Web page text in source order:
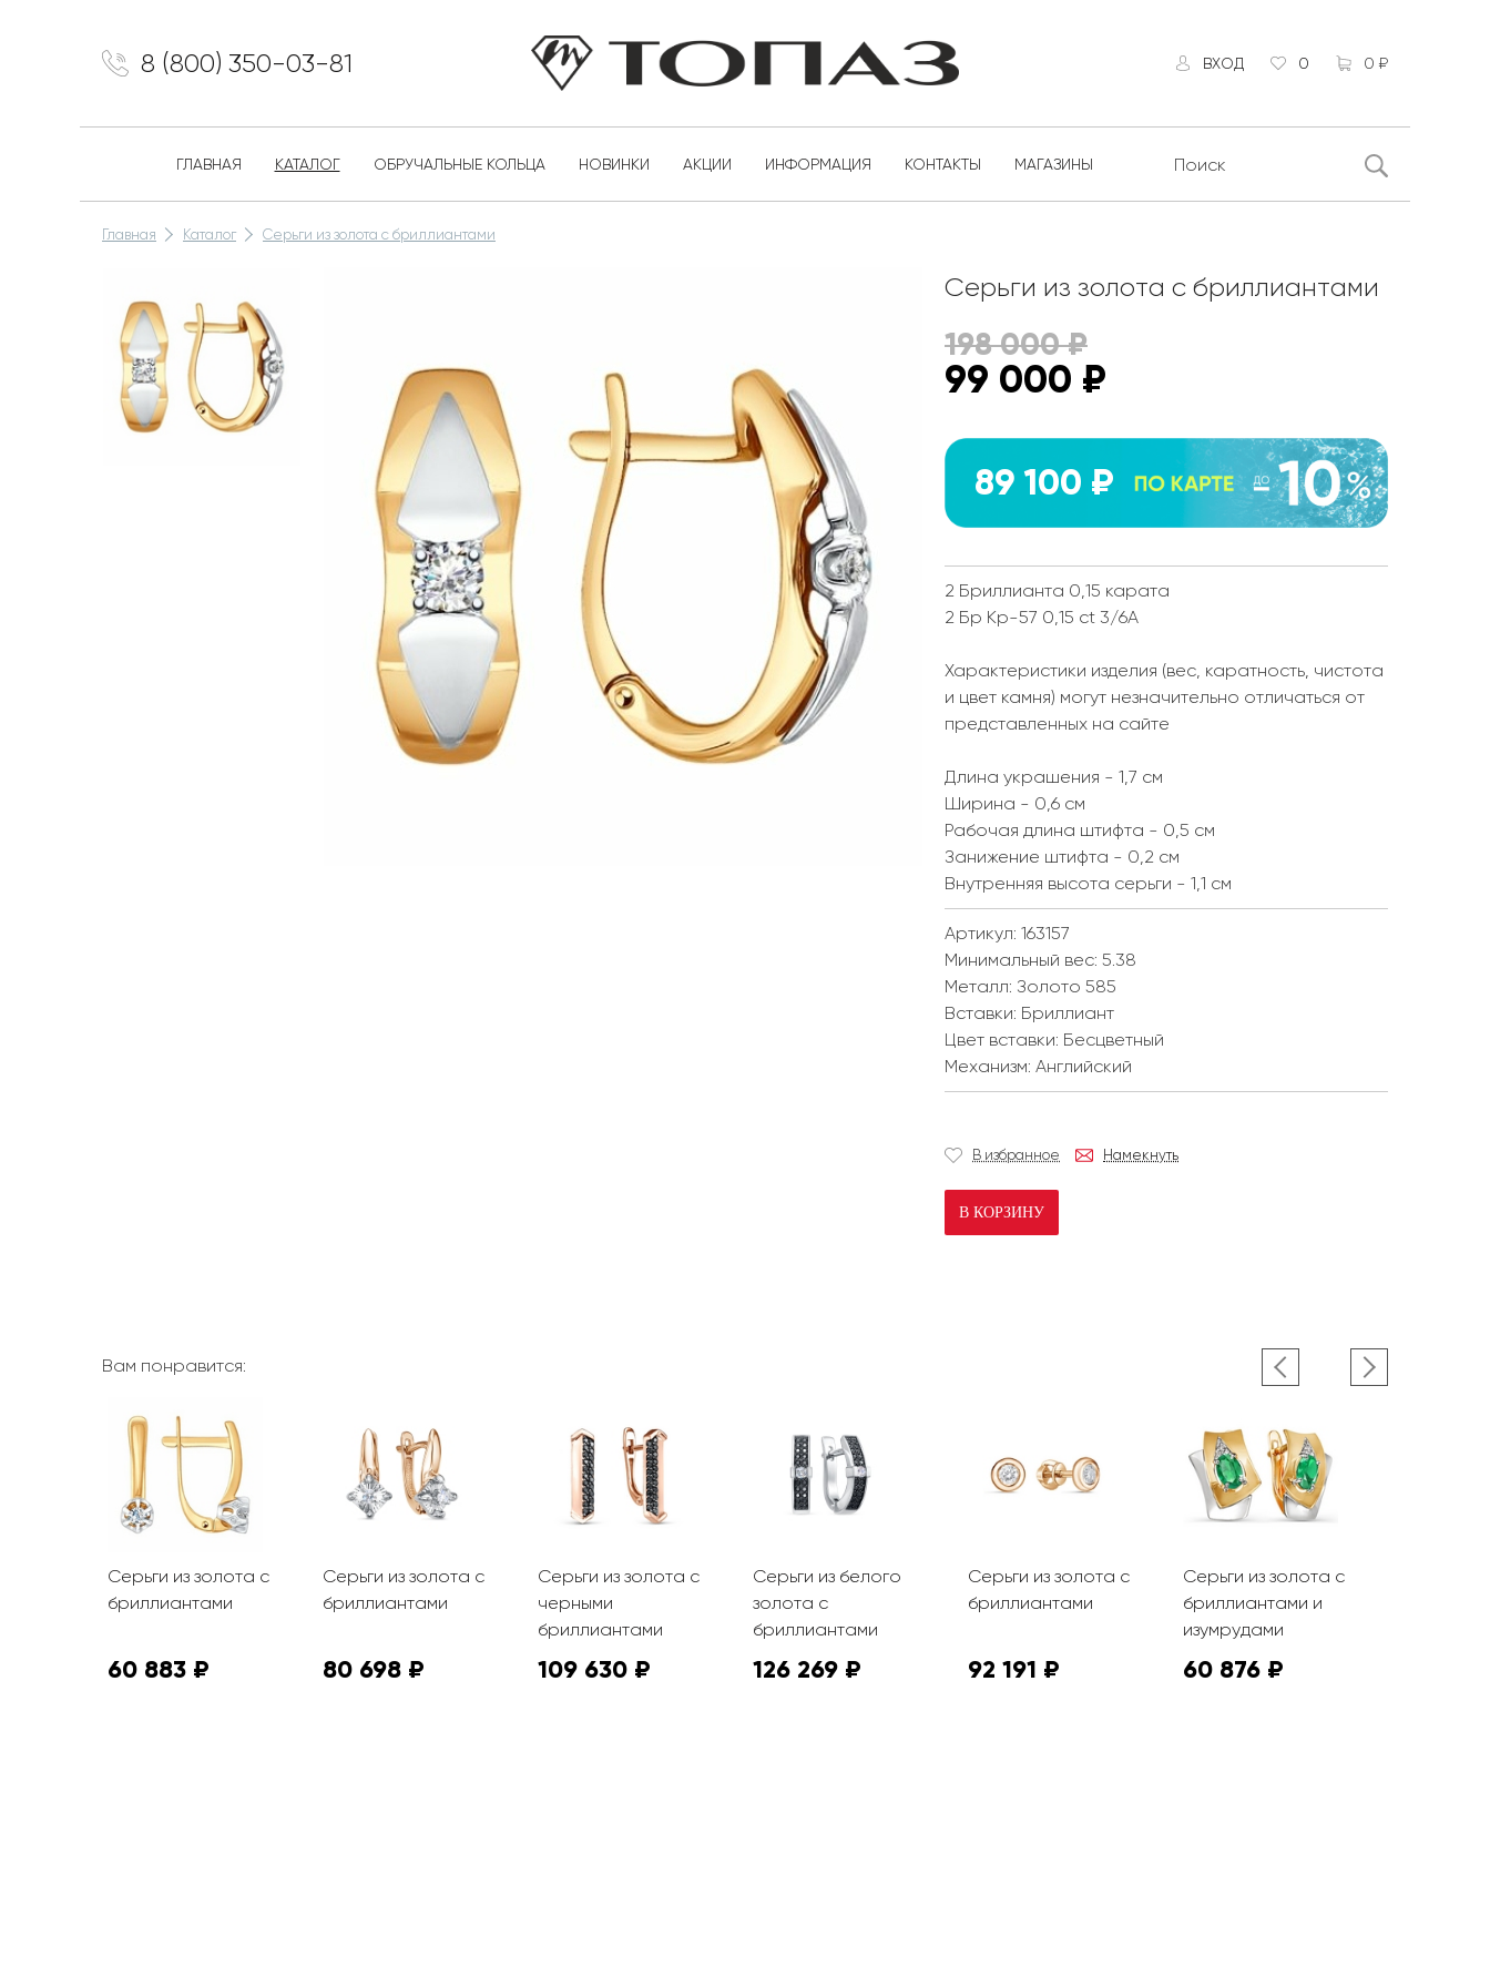
8 (800) 350-03-81 ВХОД 0 0 ₽
ГЛАВНАЯ КАТАЛОГ ОБРУЧАЛЬНЫЕ КОЛЬЦА НОВИНКИ АКЦИИ ИНФОРМАЦИЯ КОНТАКТЫ МАГАЗИНЫ
Главная Каталог Серьги из золота с бриллиантами
Серьги из золота с бриллиантами
198 000₽
99 000 ₽
89 100 ₽
2 Бриллианта 0,15 карата
2 Бр Кр-57 0,15 ct 3/6А
Характеристики изделия (вес, каратность, чистота
и цвет камня) могут незначительно отличаться от
представленных на сайте
Длина украшения - 1,7 см
Ширина - 0,6 см
Рабочая длина штифта - 0,5 см
Занижение штифта - 0,2 см
Внутренняя высота серьги - 1,1 см
Артикул: 163157
Минимальный вес: 5.38
Металл: Золото 585
Вставки: Бриллиант
Цвет вставки: Бесцветный
Механизм: Английский
В избранное Намекнуть
В КОРЗИНУ
Вам понравится:
Серьги из золота с
бриллиантами
60 883 ₽
Серьги из золота с
бриллиантами
80 698 ₽
Серьги из золота с
черными
бриллиантами
109 630 ₽
Серьги из белого
золота с
бриллиантами
126 269 ₽
Серьги из золота с
бриллиантами
92 191 ₽
Серьги из золота с
бриллиантами и
изумрудами
60 876 ₽